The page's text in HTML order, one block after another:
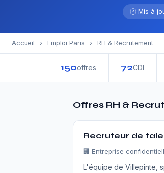
🕐 Mis à
Accueil › Emploi Paris › RH & Recrutement
150offres 72CDI
Offres RH &
Recruteur de
🏢 Entreprise
L'équipe de Villepinte,